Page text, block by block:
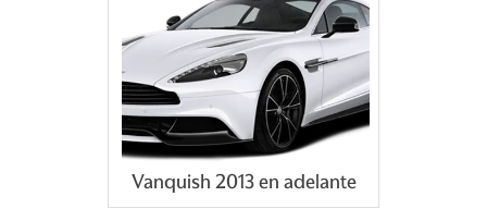
Vanquish 2013 en adelante